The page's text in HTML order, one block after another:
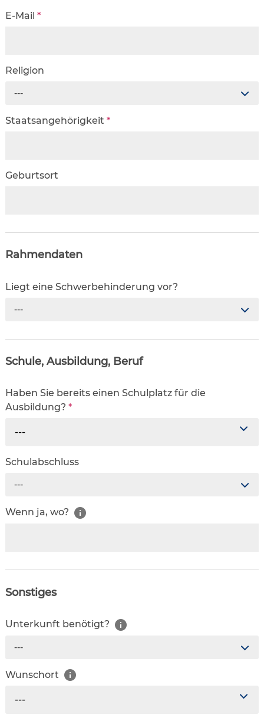
E-Mail *
Religion
---
Staatsangehörigkeit *
Geburtsort
Rahmendaten
Liegt eine Schwerbehinderung vor?
---
Schule, Ausbildung, Beruf
Haben Sie bereits einen Schulplatz für die
Ausbildung? *
---
Schulabschluss
---
Wenn ja, wo?
Sonstiges
Unterkunft benötigt?
---
Wunschort
---